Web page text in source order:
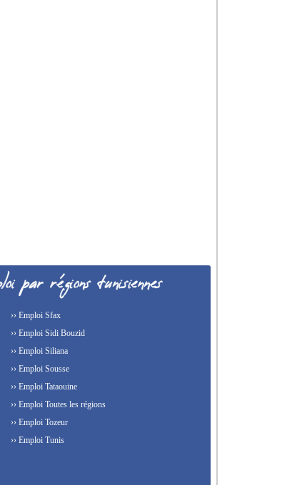
›› Emploi Sfax
›› Emploi Sidi Bouzid
›› Emploi Siliana
›› Emploi Sousse
›› Emploi Tataouine
›› Emploi Toutes les régions
›› Emploi Tozeur
›› Emploi Tunis